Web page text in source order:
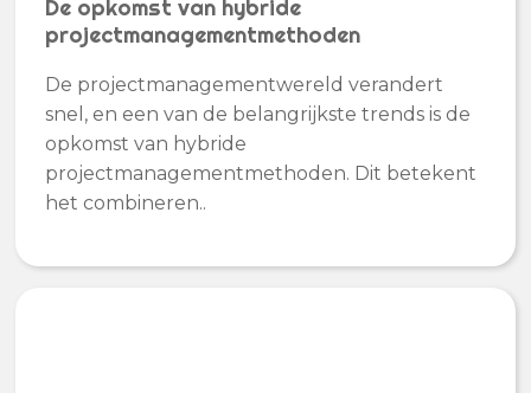
De opkomst van hybride
projectmanagementmethoden
De projectmanagementwereld verandert
snel, en een van de belangrijkste trends is de
opkomst van hybride
projectmanagementmethoden. Dit betekent
het combineren..